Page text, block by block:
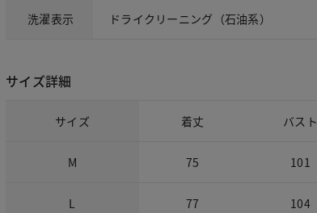
洗濯表示 ドライクリーニング（石油系）
サイズ詳細
サイズ 着丈 バスト
M 75 101
L 77 104